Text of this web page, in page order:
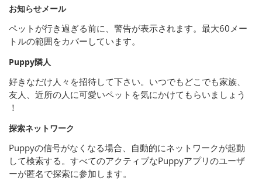
お知らせメール
ペットが行き過ぎる前に、警告が表示されます。最大60メー
トルの範囲をカバーしています。
Puppy隣人
好きなだけ人々を招待して下さい。いつでもどこでも家族、
友人、近所の人に可愛いペットを気にかけてもらいましょう​​
！
探索ネットワーク
Puppyの信号がなくなる場合、自動的にネットワークが起動
して検索する。すべてのアクティブなPuppyアプリのユーザ
ーが匿名で探索に参加します。